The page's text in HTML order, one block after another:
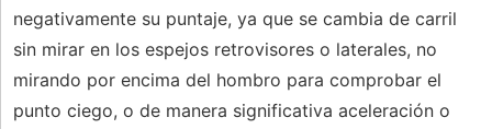
negativamente su puntaje, ya que se cambia de carril
sin mirar en los espejos retrovisores o laterales, no
mirando por encima del hombro para comprobar el
punto ciego, o de manera significativa aceleración o